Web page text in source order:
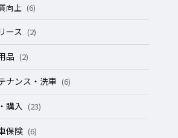
向上 (6)
ース (2)
品 (2)
ナンス・洗車 (6)
購入 (23)
保険 (6)